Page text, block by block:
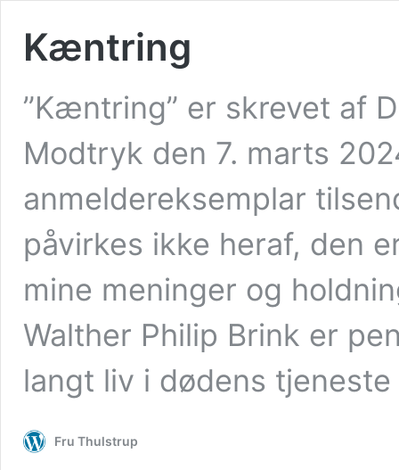
Kæntring
”Kæntring” er skrevet af
Modtryk den 7. marts
anmeldereksemplar
påvirkes ikke heraf, den
mine meninger og
Walther Philip Brink er
langt liv i dødens
Fru Thulstrup